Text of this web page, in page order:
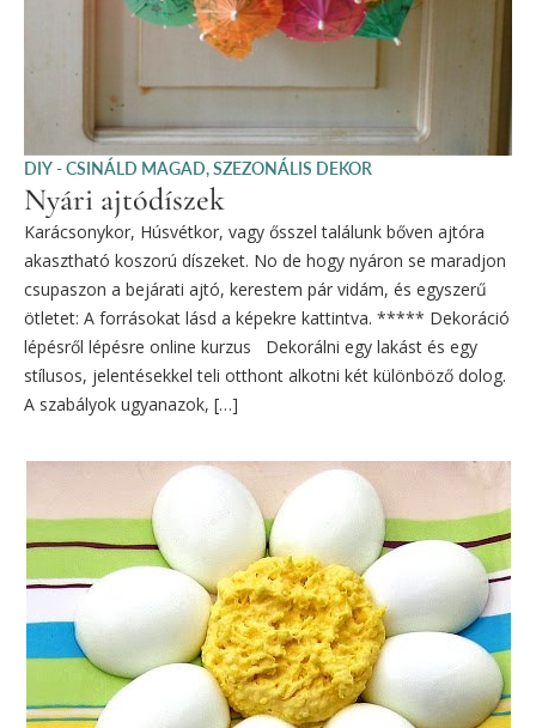
DIY - CSINÁLD MAGAD,SZEZONÁLIS DEKOR
Nyári ajtódíszek
Karácsonykor, Húsvétkor, vagy ősszel találunk bőven ajtóra
akasztható koszorú díszeket. No de hogy nyáron se maradjon
csupaszon a bejárati ajtó, kerestem pár vidám, és egyszerű
ötletet: A forrásokat lásd a képekre kattintva. ***** Dekoráció
lépésről lépésre online kurzus Dekorálni egy lakást és egy
stílusos, jelentésekkel teli otthont alkotni két különböző dolog.
A szabályok ugyanazok, […]